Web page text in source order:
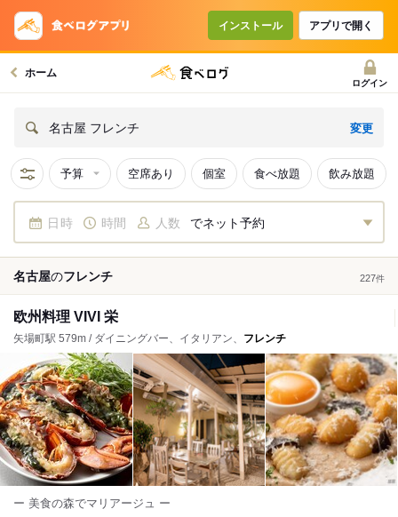
インストール アプリで開く
ホーム
ログイン
名古屋 フレンチ 変更
予算 空席あり 個室 食べ放題 飲み放題
日時 時間 人数 でネット予約
名古屋のフレンチ 227件
欧州料理 VIVI 栄
矢場町駅 579m / ダイニングバー、イタリアン、 フレンチ
ー 美食の森でマリアージュ ー